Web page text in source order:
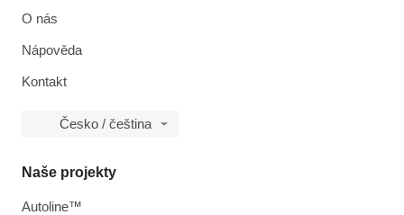
O nás
Nápověda
Kontakt
Česko / čeština
Naše projekty
Autoline™